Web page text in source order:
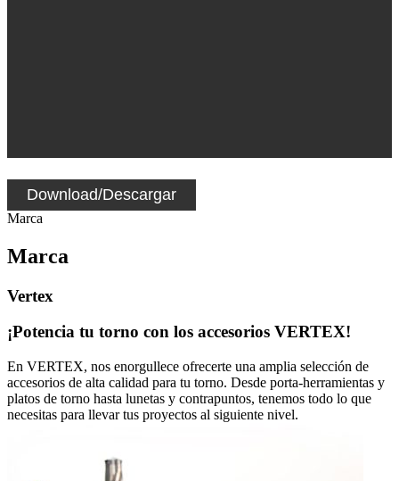
Download/Descargar
Marca
Marca
Vertex
¡Potencia tu torno con los accesorios VERTEX!
En VERTEX, nos enorgullece ofrecerte una amplia selección de
accesorios de alta calidad para tu torno. Desde porta-herramientas y
platos de torno hasta lunetas y contrapuntos, tenemos todo lo que
necesitas para llevar tus proyectos al siguiente nivel.